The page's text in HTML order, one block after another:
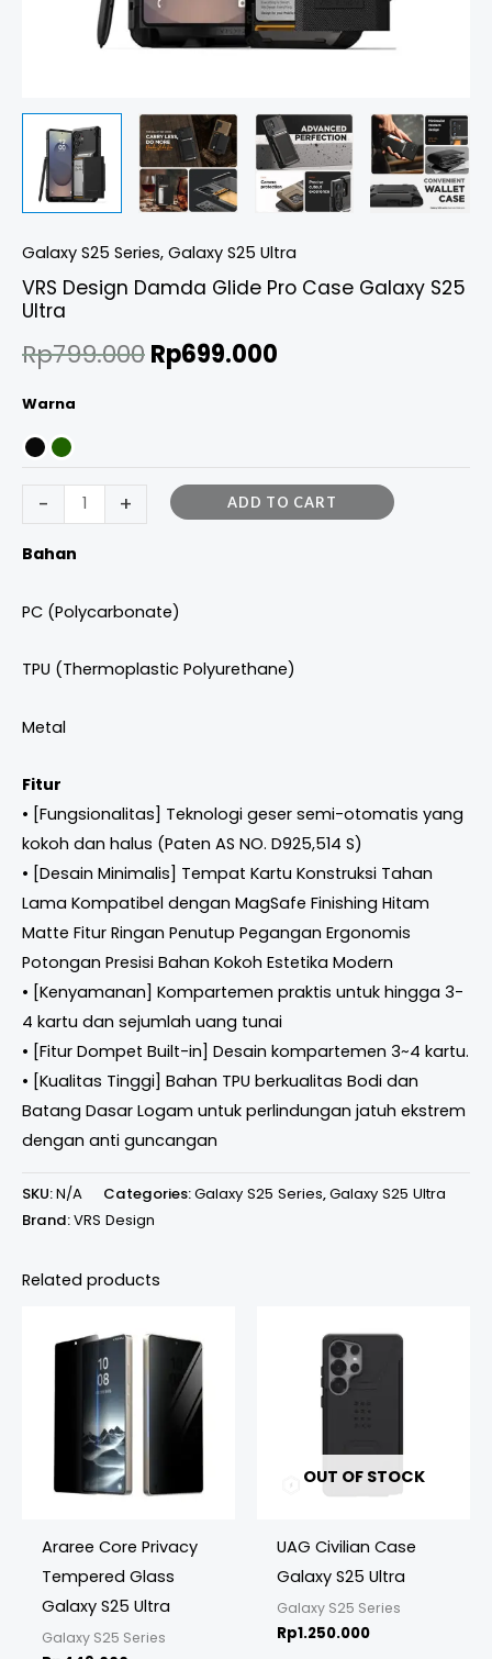
Galaxy S25 Series, Galaxy S25 Ultra
VRS Design Damda Glide Pro Case Galaxy S25
Ultra
Rp799.000Rp699.000
Warna
- + ADD TO CART
Bahan
PC (Polycarbonate)
TPU (Thermoplastic Polyurethane)
Metal
Fitur
• [Fungsionalitas] Teknologi geser semi-otomatis yang
kokoh dan halus (Paten AS NO. D925,514 S)
• [Desain Minimalis] Tempat Kartu Konstruksi Tahan
Lama Kompatibel dengan MagSafe Finishing Hitam
Matte Fitur Ringan Penutup Pegangan Ergonomis
Potongan Presisi Bahan Kokoh Estetika Modern
• [Kenyamanan] Kompartemen praktis untuk hingga 3-
4 kartu dan sejumlah uang tunai
• [Fitur Dompet Built-in] Desain kompartemen 3~4 kartu.
• [Kualitas Tinggi] Bahan TPU berkualitas Bodi dan
Batang Dasar Logam untuk perlindungan jatuh ekstrem
dengan anti guncangan
SKU:N/A Categories:Galaxy S25 Series,Galaxy S25 Ultra
Brand:VRS Design
Related products
Araree Core Privacy
Tempered Glass
Galaxy S25 Ultra
Galaxy S25 Series
range:
Rp449.000
through
Rp499.000
OUT OF STOCK
UAG Civilian Case
Galaxy S25 Ultra
Galaxy S25 Series
Rp1.250.000